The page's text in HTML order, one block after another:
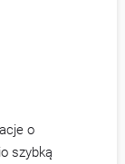
o
szybką